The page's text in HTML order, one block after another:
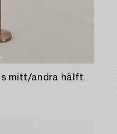
mitt/andra hälft.